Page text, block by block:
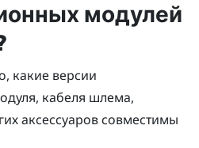
модулей
какие версии
кабеля шлема,
аксессуаров совместимы